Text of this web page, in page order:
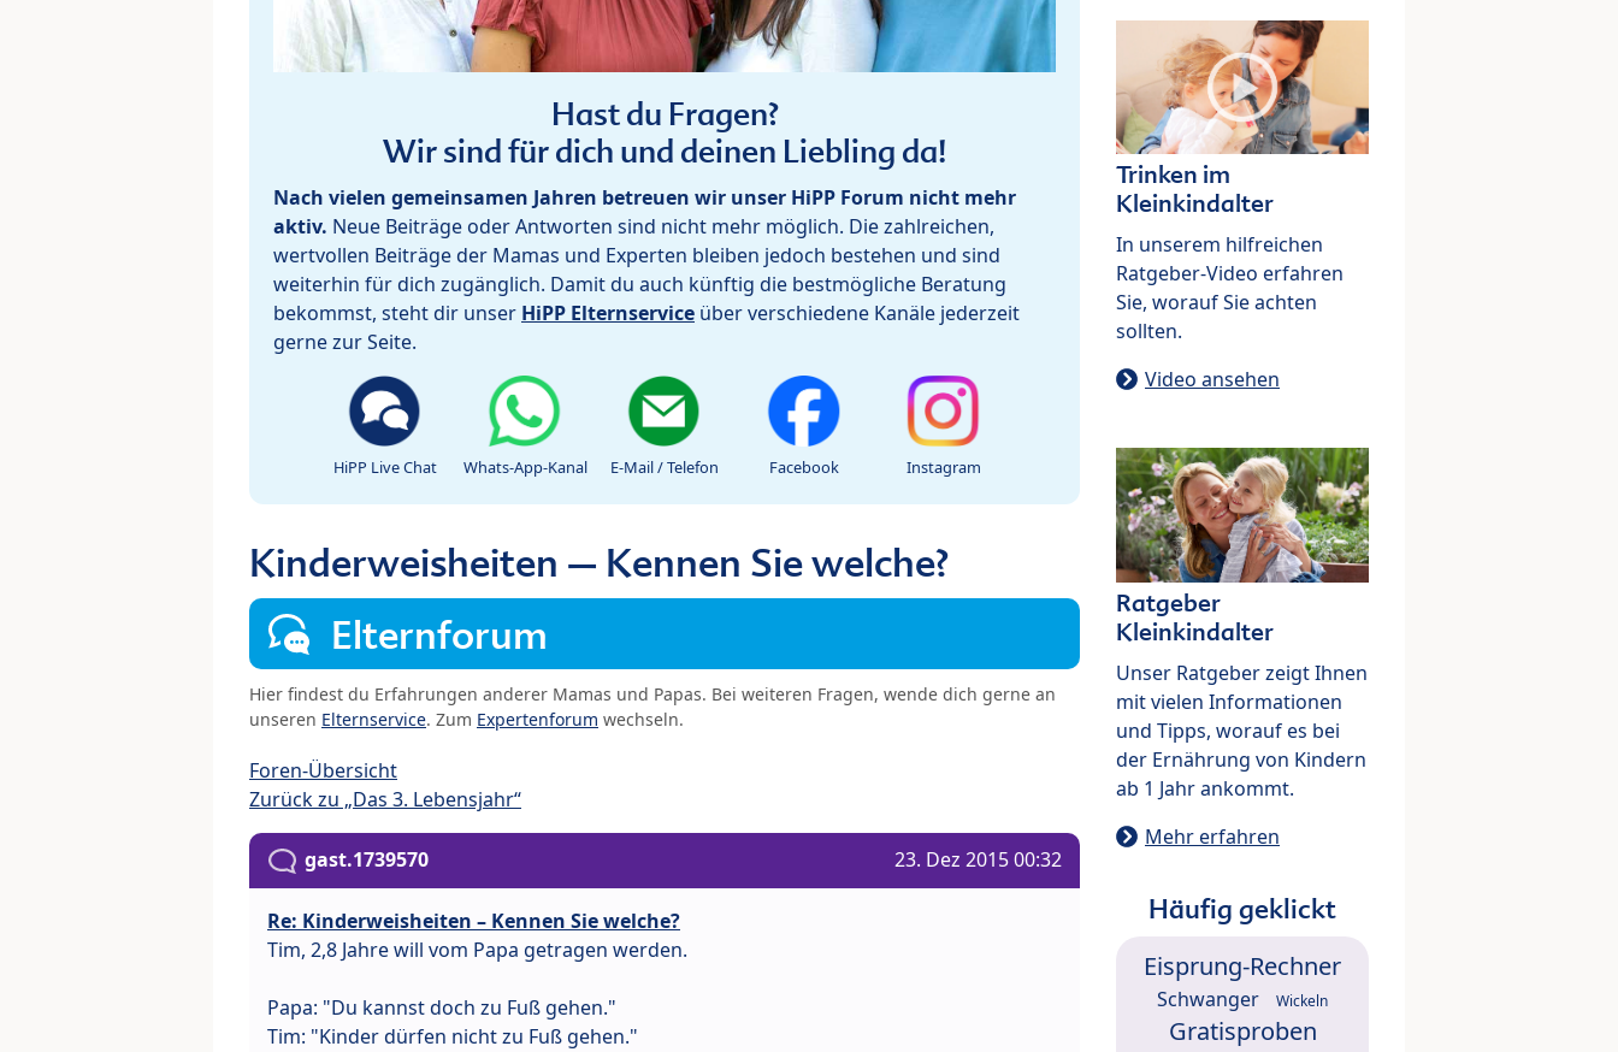
Hast du Fragen?
Wir sind für dich und deinen Liebling da!
Nach vielen gemeinsamen Jahren betreuen wir unser HiPP Forum nicht mehr
aktiv. Neue Beiträge oder Antworten sind nicht mehr möglich. Die zahlreichen,
wertvollen Beiträge der Mamas und Experten bleiben jedoch bestehen und sind
weiterhin für dich zugänglich. Damit du auch künftig die bestmögliche Beratung
bekommst, steht dir unser HiPP Elternservice über verschiedene Kanäle jederzeit
gerne zur Seite.
HiPP Live Chat Whats-App-Kanal E-Mail / Telefon Facebook Instagram
Kinderweisheiten – Kennen Sie welche?
Elternforum
Hier findest du Erfahrungen anderer Mamas und Papas. Bei weiteren Fragen, wende dich gerne an
unseren Elternservice. Zum Expertenforum wechseln.
Foren-Übersicht
Zurück zu „Das 3. Lebensjahr“
gast.1739570 23. Dez 2015 00:32
Re: Kinderweisheiten – Kennen Sie welche?
Tim, 2,8 Jahre will vom Papa getragen werden.
Papa: "Du kannst doch zu Fuß gehen."
Tim: "Kinder dürfen nicht zu Fuß gehen."
Trinken im
Kleinkindalter
In unserem hilfreichen
Ratgeber-Video erfahren
Sie, worauf Sie achten
sollten.
Video ansehen
Ratgeber
Kleinkindalter
Unser Ratgeber zeigt Ihnen
mit vielen Informationen
und Tipps, worauf es bei
der Ernährung von Kindern
ab 1 Jahr ankommt.
Mehr erfahren
Häufig geklickt
Eisprung-Rechner
Schwanger Wickeln
Gratisproben